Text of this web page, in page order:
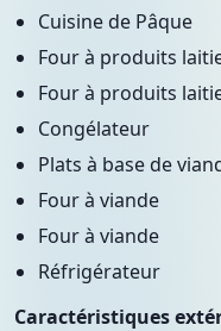
Cuisine de Pâque
Four à produits
Four à produits
Congélateur
Plats à base de
Four à viande
Four à viande
Réfrigérateur
Caractéristiques